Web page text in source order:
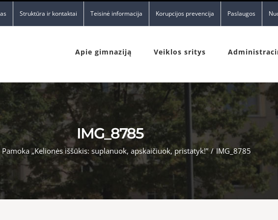
Struktūra ir kontaktai Teisinė informacija Korupcijos prevencija Paslaugos
Apie gimnaziją Veiklos sritys
IMG_8785
Pamoka „Kelionės iššūkis: suplanuok, apskaičiuok, pristatyk!” / IMG_8785